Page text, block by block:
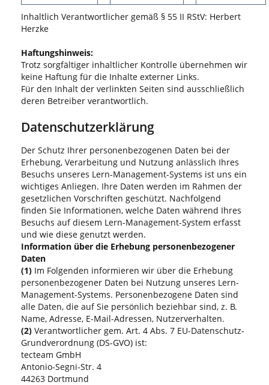
Inhaltlich Verantwortlicher gemäß § 55 II RStV: Herbert
Herzke
Haftungshinweis:
Trotz sorgfältiger inhaltlicher Kontrolle übernehmen wir
keine Haftung für die Inhalte externer Links.
Für den Inhalt der verlinkten Seiten sind ausschließlich
deren Betreiber verantwortlich.
Datenschutzerklärung
Der Schutz Ihrer personenbezogenen Daten bei der
Erhebung, Verarbeitung und Nutzung anlässlich Ihres
Besuchs unseres Lern-Management-Systems ist uns ein
wichtiges Anliegen. Ihre Daten werden im Rahmen der
gesetzlichen Vorschriften geschützt. Nachfolgend
finden Sie Informationen, welche Daten während Ihres
Besuchs auf diesem Lern-Management-System erfasst
und wie diese genutzt werden.
Information über die Erhebung personenbezogener
Daten
(1) Im Folgenden informieren wir über die Erhebung
personenbezogener Daten bei Nutzung unseres Lern-
Management-Systems. Personenbezogene Daten sind
alle Daten, die auf Sie persönlich beziehbar sind, z. B.
Name, Adresse, E-Mail-Adressen, Nutzerverhalten.
(2) Verantwortlicher gem. Art. 4 Abs. 7 EU-Datenschutz-
Grundverordnung (DS-GVO) ist:
tecteam GmbH
Antonio-Segni-Str. 4
44263 Dortmund